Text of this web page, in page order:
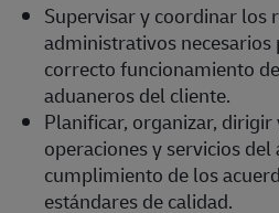
Supervisar y coordinar los
administrativos
correcto funcionamiento
aduaneros del cliente.
Planificar, organizar,
operaciones y servicios
cumplimiento de los
estándares de calidad.